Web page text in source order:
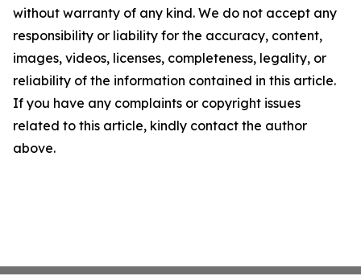
without warranty of any kind. We do not accept any
responsibility or liability for the accuracy, content,
images, videos, licenses, completeness, legality, or
reliability of the information contained in this article.
If you have any complaints or copyright issues
related to this article, kindly contact the author
above.